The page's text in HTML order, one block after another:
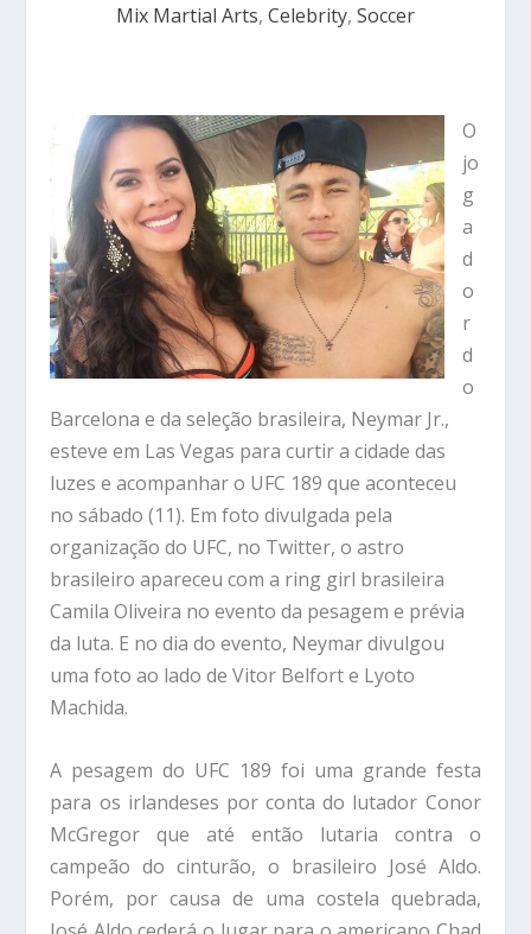
Mix Martial Arts, Celebrity, Soccer
O
jo
g
a
d
o
r
d
o
Barcelona e da seleção brasileira, Neymar Jr.,
esteve em Las Vegas para curtir a cidade das
luzes e acompanhar o UFC 189 que aconteceu
no sábado (11). Em foto divulgada pela
organização do UFC, no Twitter, o astro
brasileiro apareceu com a ring girl brasileira
Camila Oliveira no evento da pesagem e prévia
da luta. E no dia do evento, Neymar divulgou
uma foto ao lado de Vitor Belfort e Lyoto
Machida.
A pesagem do UFC 189 foi uma grande festa
para os irlandeses por conta do lutador Conor
McGregor que até então lutaria contra o
campeão do cinturão, o brasileiro José Aldo.
Porém, por causa de uma costela quebrada,